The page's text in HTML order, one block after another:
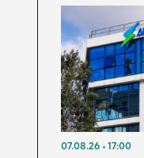
07.08.26 17:00